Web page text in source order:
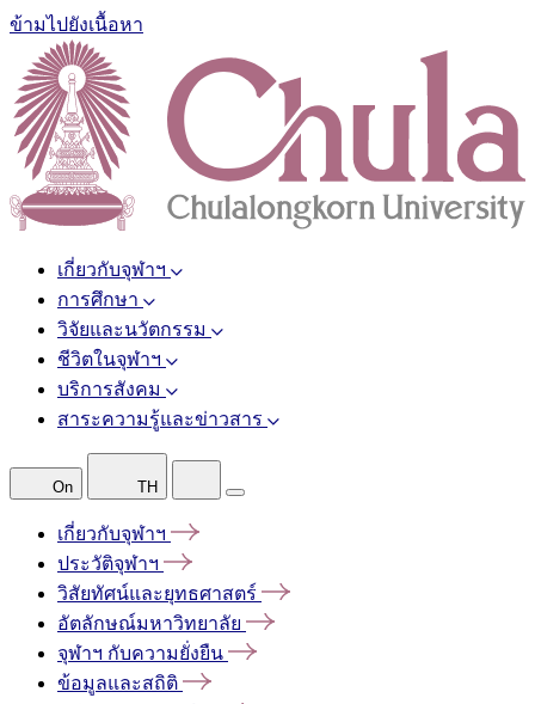
ข้ามไปยังเนื้อหา
เกี่ยวกับจุฬาฯ
การศึกษา
วิจัยและนวัตกรรม
ชีวิตในจุฬาฯ
บริการสังคม
สาระความรู้และข่าวสาร
On TH
เกี่ยวกับจุฬาฯ
ประวัติจุฬาฯ
วิสัยทัศน์และยุทธศาสตร์
อัตลักษณ์มหาวิทยาลัย
จุฬาฯ กับความยั่งยืน
ข้อมูลและสถิติ